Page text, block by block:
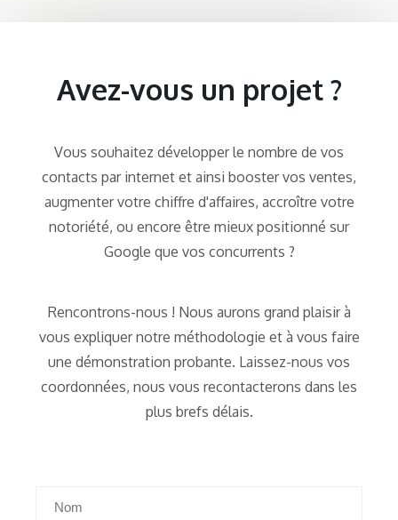
Avez-vous un projet ?
Vous souhaitez développer le nombre de vos
contacts par internet et ainsi booster vos ventes,
augmenter votre chiffre d'affaires, accroître votre
notoriété, ou encore être mieux positionné sur
Google que vos concurrents ?
Rencontrons-nous ! Nous aurons grand plaisir à
vous expliquer notre méthodologie et à vous faire
une démonstration probante. Laissez-nous vos
coordonnées, nous vous recontacterons dans les
plus brefs délais.